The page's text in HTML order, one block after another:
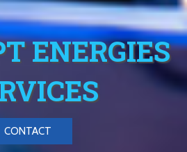
ENERGIES
CONTACT